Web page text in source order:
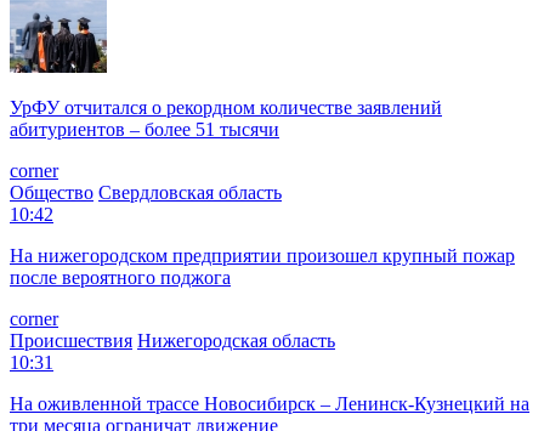
УрФУ отчитался о рекордном количестве заявлений
абитуриентов – более 51 тысячи
corner
Общество Свердловская область
10:42
На нижегородском предприятии произошел крупный пожар
после вероятного поджога
corner
Происшествия Нижегородская область
10:31
На оживленной трассе Новосибирск – Ленинск-Кузнецкий на
три месяца ограничат движение